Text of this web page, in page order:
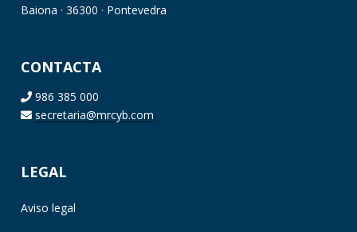
Baiona · 36300 · Pontevedra
CONTACTA
986 385 000
secretaria@mrcyb.com
LEGAL
Aviso legal